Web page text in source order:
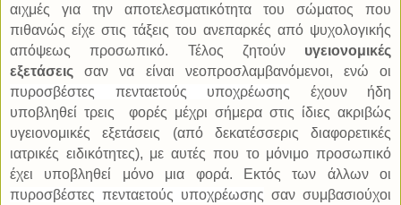
αιχμές για την αποτελεσματικότητα του σώματος που
πιθανώς είχε στις τάξεις του ανεπαρκές από ψυχολογικής
απόψεως προσωπικό. Τέλος ζητούν υγειονομικές
εξετάσεις σαν να είναι νεοπροσλαμβανόμενοι, ενώ οι
πυροσβέστες πενταετούς υποχρέωσης έχουν ήδη
υποβληθεί τρεις
φορές μέχρι σήμερα στις ίδιες ακριβώς
υγειονομικές εξετάσεις (από δεκατέσσερις διαφορετικές
ιατρικές ειδικότητες), με αυτές που το μόνιμο προσωπικό
έχει υποβληθεί μόνο μια φορά. Εκτός των άλλων οι
πυροσβέστες πενταετούς υποχρέωσης σαν συμβασιούχοι